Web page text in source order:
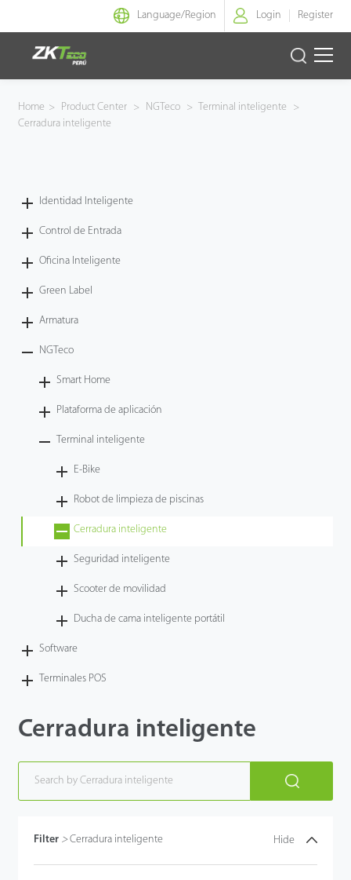
Language/Region Login Register
Identidad Inteligente
Armatura
NGTeco
Tecnología
Soporte
Home > Product Center > NGTeco > Terminal inteligente
>
Cerradura inteligente
Identidad Inteligente
Control de Entrada
Oficina Inteligente
Green Label
Armatura
NGTeco
Smart Home
Plataforma de aplicación
Terminal inteligente
E-Bike
Robot de limpieza de piscinas
Cerradura inteligente
Seguridad inteligente
Scooter de movilidad
Ducha de cama inteligente portátil
Software
Terminales POS
Cerradura inteligente
Filter > Cerradura inteligente Hide